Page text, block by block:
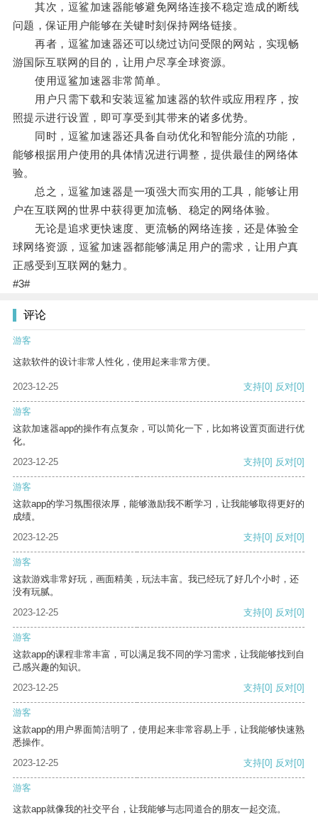
其次，逗鲨加速器能够避免网络连接不稳定造成的断线
问题，保证用户能够在关键时刻保持网络链接。
再者，逗鲨加速器还可以绕过访问受限的网站，实现畅
游国际互联网的目的，让用户尽享全球资源。
使用逗鲨加速器非常简单。
用户只需下载和安装逗鲨加速器的软件或应用程序，按
照提示进行设置，即可享受到其带来的诸多优势。
同时，逗鲨加速器还具备自动优化和智能分流的功能，
能够根据用户使用的具体情况进行调整，提供最佳的网络体
验。
总之，逗鲨加速器是一项强大而实用的工具，能够让用
户在互联网的世界中获得更加流畅、稳定的网络体验。
无论是追求更快速度、更流畅的网络连接，还是体验全
球网络资源，逗鲨加速器都能够满足用户的需求，让用户真
正感受到互联网的魅力。
#3#
评论
游客
这款软件的设计非常人性化，使用起来非常方便。
2023-12-25 支持[0] 反对[0]
游客
这款加速器app的操作有点复杂，可以简化一下，比如将设置页面进行优
化。
2023-12-25
支持[0] 反对[0]
游客
这款app的学习氛围很浓厚，能够激励我不断学习，让我能够取得更好的
成绩。
2023-12-25
支持[0] 反对[0]
游客
这款游戏非常好玩，画面精美，玩法丰富。我已经玩了好几个小时，还
没有玩腻。
2023-12-25
支持[0] 反对[0]
游客
这款app的课程非常丰富，可以满足我不同的学习需求，让我能够找到自
己感兴趣的知识。
2023-12-25
支持[0] 反对[0]
游客
这款app的用户界面简洁明了，使用起来非常容易上手，让我能够快速熟
悉操作。
2023-12-25
支持[0] 反对[0]
游客
这款app就像我的社交平台，让我能够与志同道合的朋友一起交流。